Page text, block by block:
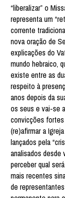
“liberalizar” o
representa um
corrente
nova oração de
explicações do
mundo hebraico,
existe entre as
respeito à
anos depois da
os seus e vai-se
convicções fortes
(re)afirmar a
lançados pela
analisados desde
perceber qual
mais recentes
de